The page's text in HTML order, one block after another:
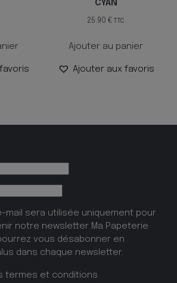
CYAN
25.90€ TTC
Ajouter au panier
Ajouter aux favoris
mail sera utilisée uniquement pour
notre newsletter Ma Papeterie
vous désabonner en
dans chaque newsletter.
termes et conditions